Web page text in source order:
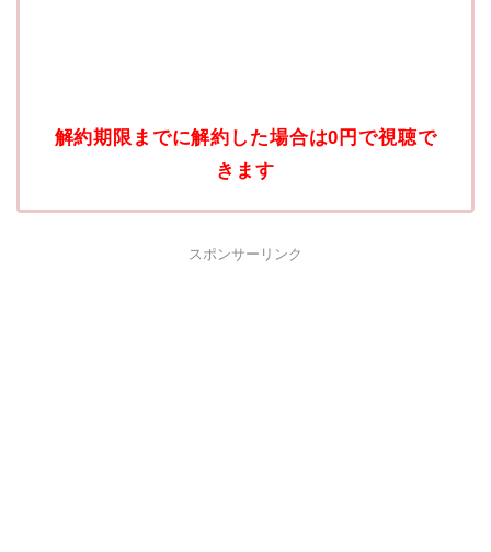
解約期限までに解約した場合は0円で視聴で
きます
スポンサーリンク